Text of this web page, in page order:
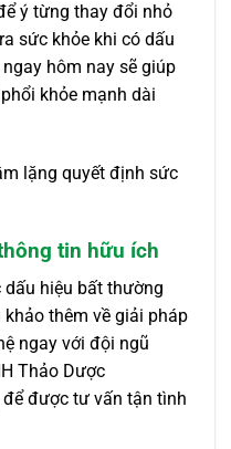
ý từng thay đổi nhỏ
sức khỏe khi có dấu
hôm nay sẽ giúp
khỏe mạnh dài
lặng quyết định sức
tin hữu ích
dấu hiệu bất thường
thêm về giải pháp
ngay với đội ngũ
Thảo Dược
được tư vấn tận tình